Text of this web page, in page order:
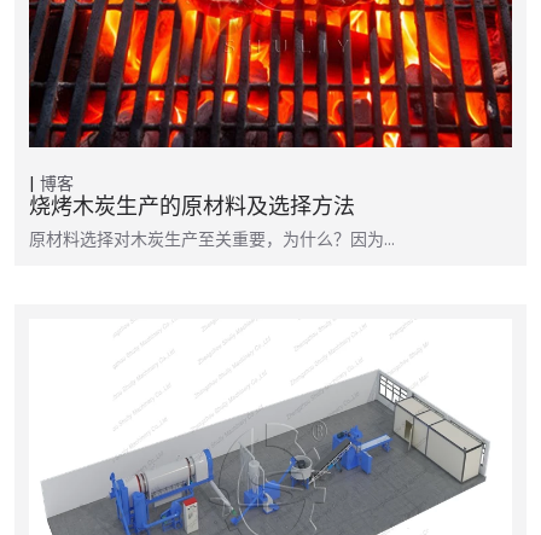
博客
烧烤木炭生产的原材料及选择方法
原材料选择对木炭生产至关重要，为什么？因为…